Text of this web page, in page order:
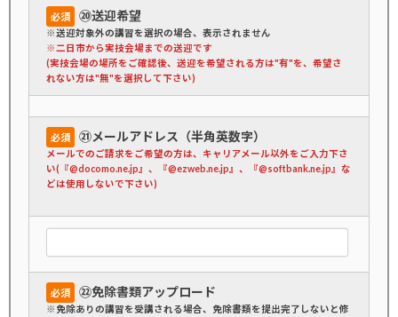
必須 ⑳送迎希望
※送迎対象外の講習を選択の場合、表示されません
※二日市から実技会場までの送迎です
(実技会場の場所をご確認後、送迎を希望される方は"有"を、希望さ
れない方は"無"を選択して下さい)
必須 ㉑メールアドレス（半角英数字）
メールでのご請求をご希望の方は、キャリアメール以外をご入力下さ
い(『@docomo.ne.jp』、『@ezweb.ne.jp』、『@softbank.ne.jp』な
どは使用しないで下さい)
必須 ㉒免除書類アップロード
※免除ありの講習を受講される場合、免除書類を提出完了しないと修